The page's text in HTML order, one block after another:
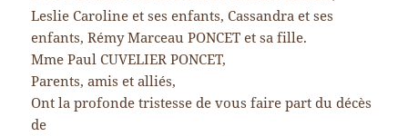
Leslie Caroline et ses enfants, Cassandra et ses
enfants, Rémy Marceau PONCET et sa fille.
Mme Paul CUVELIER PONCET,
Parents, amis et alliés,
Ont la profonde tristesse de vous faire part du décès
de